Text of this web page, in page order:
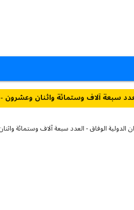
سبعة آلاف وستمائة واثنان وعشرون - ٢٧ أكتوبر ٢٠٢٤